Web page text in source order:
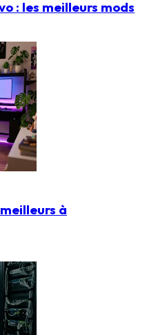
: les meilleurs mods
à